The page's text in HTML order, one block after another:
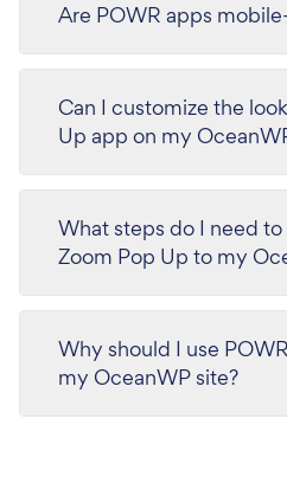
Are POWR apps
Can I customize the
Up app on my
What steps do I need
Zoom Pop Up to my
Why should I use
my OceanWP site?